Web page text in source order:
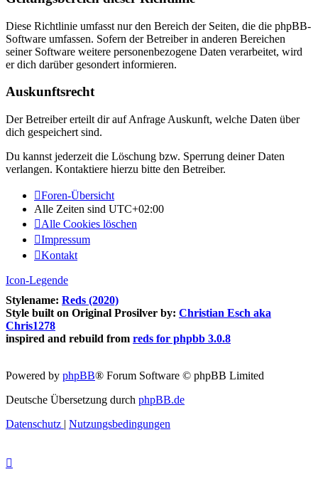
Diese Richtlinie umfasst nur den Bereich der Seiten, die die phpBB-
Software umfassen. Sofern der Betreiber in anderen Bereichen
seiner Software weitere personenbezogene Daten verarbeitet, wird
er dich darüber gesondert informieren.
Auskunftsrecht
Der Betreiber erteilt dir auf Anfrage Auskunft, welche Daten über
dich gespeichert sind.
Du kannst jederzeit die Löschung bzw. Sperrung deiner Daten
verlangen. Kontaktiere hierzu bitte den Betreiber.
Foren-Übersicht
Alle Zeiten sind UTC+02:00
Alle Cookies löschen
Impressum
Kontakt
Icon-Legende
Stylename: Reds (2020)
Style built on Original Prosilver by: Christian Esch aka
Chris1278
inspired and rebuild from reds for phpbb 3.0.8
Powered by phpBB® Forum Software © phpBB Limited
Deutsche Übersetzung durch phpBB.de
Datenschutz | Nutzungsbedingungen